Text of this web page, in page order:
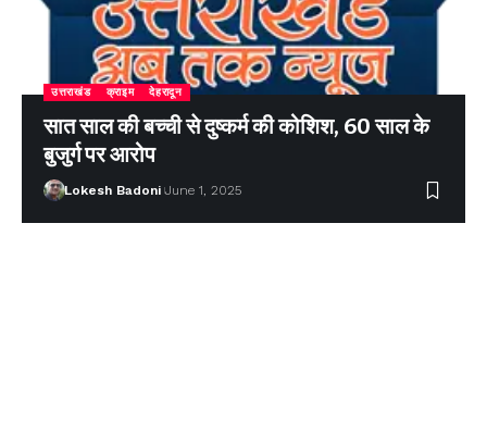
उत्तराखंड क्राइम देहरादून
सात साल की बच्ची से दुष्कर्म की कोशिश, 60 साल के
बुजुर्ग पर आरोप
Lokesh Badoni June 1, 2025